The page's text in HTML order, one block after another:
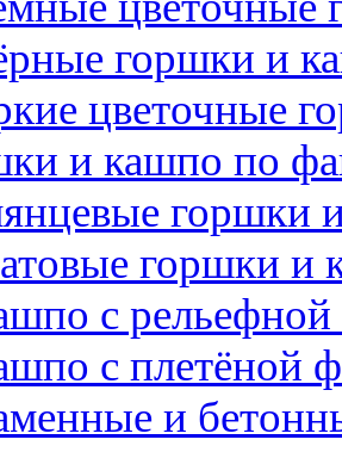
горшки и
цветочные
и кашпо по
горшки
горшки и
с рельефной
с плетёной
и